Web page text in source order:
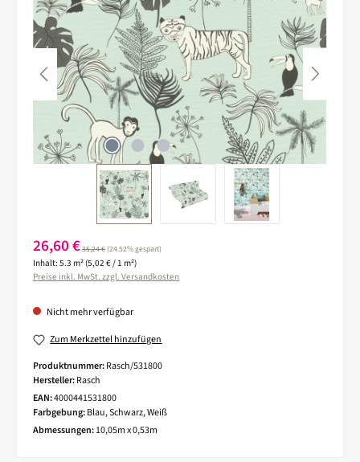
Verkaufspreis:
26,60 €Regulärer Preis:
35,24 €(24.52% gespart)
Inhalt: 5.3 m² (5,02 € / 1 m²)
Preise inkl. MwSt. zzgl. Versandkosten
Nicht mehr verfügbar
Zum Merkzettel hinzufügen
Produktnummer:Rasch/531800
Hersteller:Rasch
EAN:4000441531800
Farbgebung:Blau, Schwarz, Weiß
Abmessungen:10,05m x 0,53m